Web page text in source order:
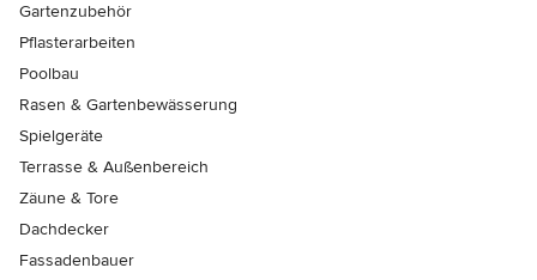
Gartenzubehör
Pflasterarbeiten
Poolbau
Rasen & Gartenbewässerung
Spielgeräte
Terrasse & Außenbereich
Zäune & Tore
Dachdecker
Fassadenbauer